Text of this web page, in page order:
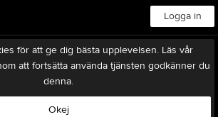
Logga in
för att ge dig bästa upplevelsen. Läs vår
att fortsätta använda tjänsten godkänner du
denna.
Okej